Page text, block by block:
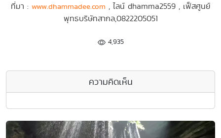
ที่มา : www.dhammadee.com , ไลน์ dhamma2559 , เฟ็สศูนย์
พุทธบริษัทสากล,0822205051
4,935
ความคิดเห็น